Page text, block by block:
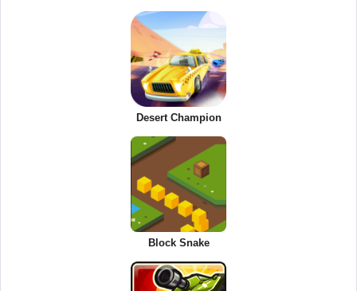
Desert Champion
Block Snake